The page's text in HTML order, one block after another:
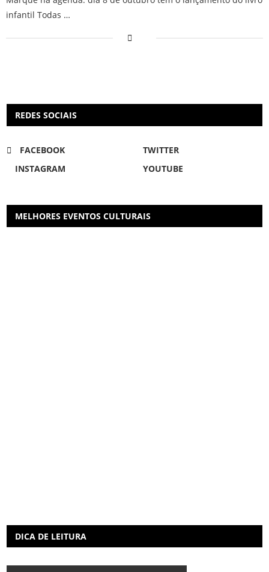
infantil Todas …
REDES SOCIAIS
FACEBOOK
TWITTER
INSTAGRAM
YOUTUBE
MELHORES EVENTOS CULTURAIS
DICA DE LEITURA